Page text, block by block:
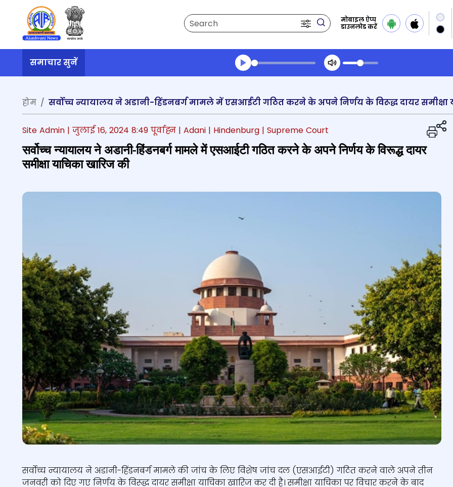
Search
मोबाइल ऐप्प
डाउनलोड करें
समाचार सुनें
Transcript summary
होम
Site Admin | जुलाई 16, 2024 8:49 पूर्वाह्न | Adani | Hindenburg | Supreme Court
सर्वोच्च न्यायालय ने अडानी-हिंडनबर्ग मामले में एसआईटी गठित करने के अपने निर्णय के विरूद्ध दायर
समीक्षा याचिका खारिज की
सर्वोच्च न्यायालय ने अडानी-हिंडनबर्ग मामले की जांच के लिए विशेष जांच दल (एसआईटी) गठित करने वाले अपने तीन
जनवरी को दिए गए निर्णय के विरूद्ध दायर समीक्षा याचिका खारिज कर दी है। समीक्षा याचिका पर विचार करने के बाद